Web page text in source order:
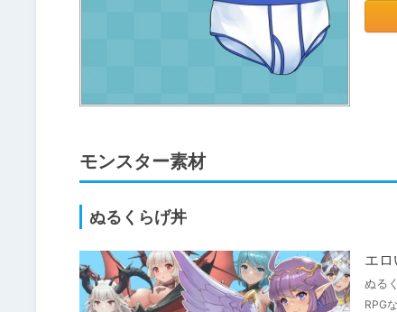
モンスター素材
ぬるくらげ丼
エ
ぬる
RPG